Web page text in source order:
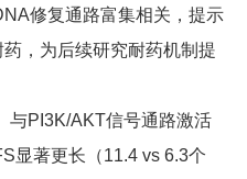
修复通路富集相关，提示
，为后续研究耐药机制提
与PI3K/AKT信号通路激活
显著更长（11.4 vs 6.3个